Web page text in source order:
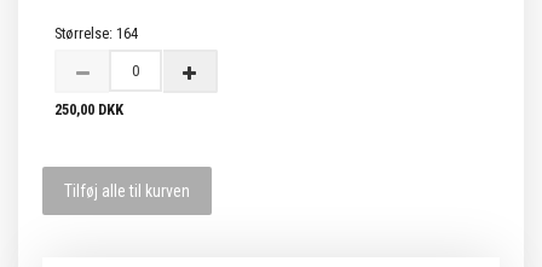
Størrelse: 164
250,00 DKK
Tilføj alle til kurven